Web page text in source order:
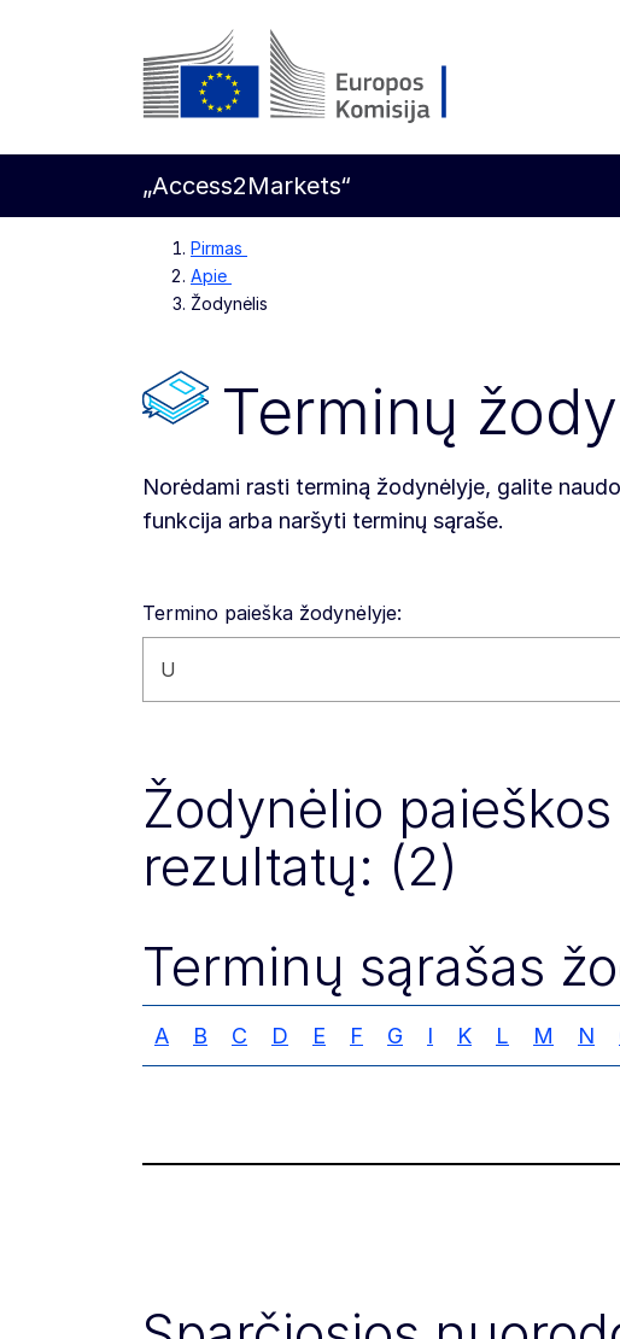
Pereiti prie pagrindinio turinio
„Access2Markets“
Pirmas
Apie
Žodynėlis
Terminų
Norėdami rasti terminą žodynėlyje, galite
funkcija arba naršyti terminų sąraše.
Termino paieška žodynėlyje:
Paieška svetainėje
Žodynėlio
rezultatų: (2)
Terminų sąrašas
A B C D E F G I K L M N